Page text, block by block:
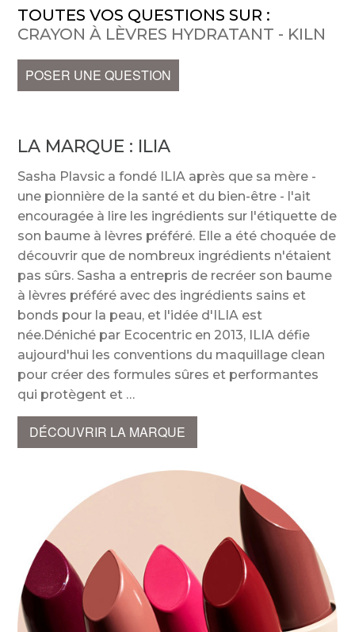
TOUTES VOS QUESTIONS SUR :
CRAYON À LÈVRES HYDRATANT - KILN
POSER UNE QUESTION
LA MARQUE : ILIA
Sasha Plavsic a fondé ILIA après que sa mère -
une pionnière de la santé et du bien-être - l'ait
encouragée à lire les ingrédients sur l'étiquette de
son baume à lèvres préféré. Elle a été choquée de
découvrir que de nombreux ingrédients n'étaient
pas sûrs. Sasha a entrepris de recréer son baume
à lèvres préféré avec des ingrédients sains et
bonds pour la peau, et l'idée d'ILIA est
née.Déniché par Ecocentric en 2013, ILIA défie
aujourd'hui les conventions du maquillage clean
pour créer des formules sûres et performantes
qui protègent et
DÉCOUVRIR LA MARQUE